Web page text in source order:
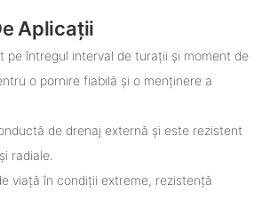
Aplicații
pe întregul interval de turații și moment de
o pornire fiabilă și o menținere a
de drenaj externă și este rezistent
radiale.
viață în condiții extreme, rezistență